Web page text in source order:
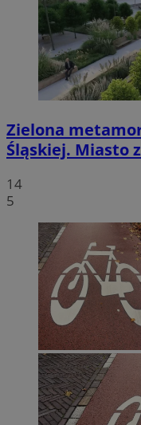
Zielona
Śląskiej. Miasto
14
5